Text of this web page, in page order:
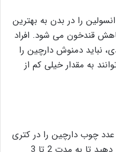
را در بدن به بهترین
قندخون می شود. افراد
نباید دمنوش دارچین را
به مقدار خیلی کم از
چوب دارچین را در کتری